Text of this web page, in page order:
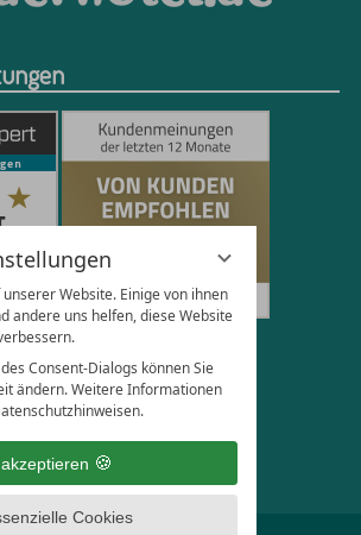
Website. Einige von ihnen
andere uns helfen, diese Website
Consent-Dialogs können Sie
ändern. Weitere Informationen
Cookies